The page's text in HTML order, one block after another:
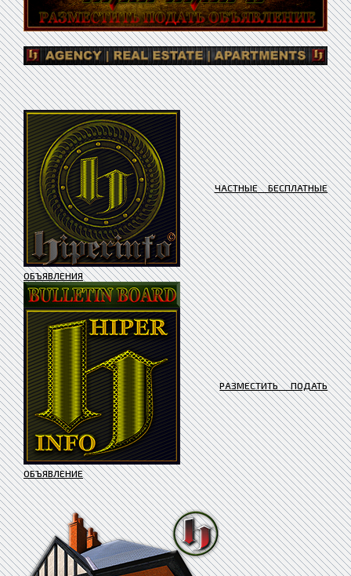
ЧАСТНЫЕ БЕСПЛАТНЫЕ
ОБЪЯВЛЕНИЯ
РАЗМЕСТИТЬ ПОДАТЬ
ОБЪЯВЛЕНИЕ